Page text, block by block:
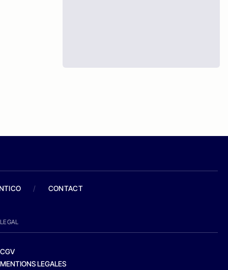
/ CONTACT
LEGAL
CGV
MENTIONS LEGALES